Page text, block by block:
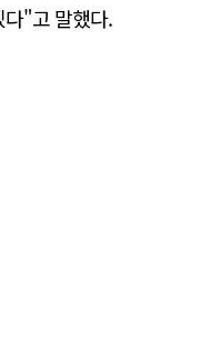
다"고 말했다.